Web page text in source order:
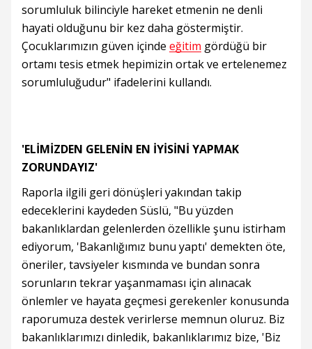
sorumluluk bilinciyle hareket etmenin ne denli
hayati olduğunu bir kez daha göstermiştir.
Çocuklarımızın güven içinde eğitim gördüğü bir
ortamı tesis etmek hepimizin ortak ve ertelenemez
sorumluluğudur" ifadelerini kullandı.
'ELİMİZDEN GELENİN EN İYİSİNİ YAPMAK
ZORUNDAYIZ'
Raporla ilgili geri dönüşleri yakından takip
edeceklerini kaydeden Süslü, "Bu yüzden
bakanlıklardan gelenlerden özellikle şunu istirham
ediyorum, 'Bakanlığımız bunu yaptı' demekten öte,
öneriler, tavsiyeler kısmında ve bundan sonra
sorunların tekrar yaşanmaması için alınacak
önlemler ve hayata geçmesi gerekenler konusunda
raporumuza destek verirlerse memnun oluruz. Biz
bakanlıklarımızı dinledik, bakanlıklarımız bize, 'Biz